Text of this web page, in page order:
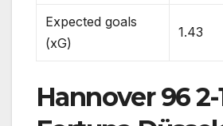
Expected goals
(xG)
1.43
Hannover 96 2-